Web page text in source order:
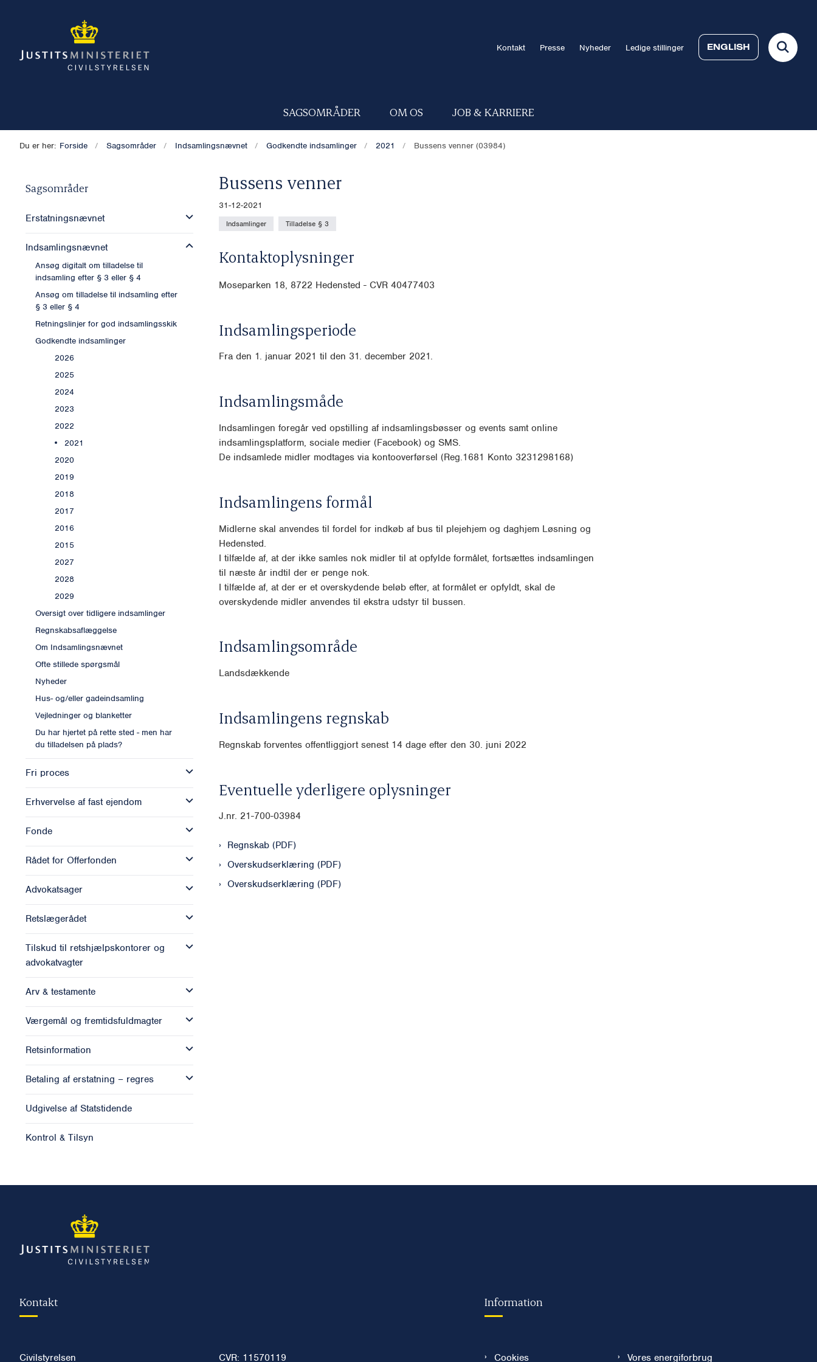
Kontakt Presse Nyheder Ledige stillinger ENGLISH
SAGSOMRÅDER OM OS JOB & KARRIERE
Du er her: Forside Sagsområder Indsamlingsnævnet Godkendte indsamlinger 2021 Bussens venner (03984)
Sagsområder
Erstatningsnævnet
Indsamlingsnævnet
Ansøg digitalt om tilladelse til
indsamling efter § 3 eller § 4
Ansøg om tilladelse til indsamling efter
§ 3 eller § 4
Retningslinjer for god indsamlingsskik
Godkendte indsamlinger
2026
2025
2024
2023
2022
2021
2020
2019
2018
2017
2016
2015
2027
2028
2029
Oversigt over tidligere indsamlinger
Regnskabsaflæggelse
Om Indsamlingsnævnet
Ofte stillede spørgsmål
Nyheder
Hus- og/eller gadeindsamling
Vejledninger og blanketter
Du har hjertet på rette sted - men har
du tilladelsen på plads?
Fri proces
Erhvervelse af fast ejendom
Fonde
Rådet for Offerfonden
Advokatsager
Retslægerådet
Tilskud til retshjælpskontorer og
advokatvagter
Arv & testamente
Værgemål og fremtidsfuldmagter
Retsinformation
Betaling af erstatning – regres
Udgivelse af Statstidende
Kontrol & Tilsyn
Bussens venner
31-12-2021
Indsamlinger Tilladelse § 3
Kontaktoplysninger
Moseparken 18, 8722 Hedensted - CVR 40477403
Indsamlingsperiode
Fra den 1. januar 2021 til den 31. december 2021.
Indsamlingsmåde
Indsamlingen foregår ved opstilling af indsamlingsbøsser og events samt online
indsamlingsplatform, sociale medier (Facebook) og SMS.
De indsamlede midler modtages via kontooverførsel (Reg.1681 Konto 3231298168)
Indsamlingens formål
Midlerne skal anvendes til fordel for indkøb af bus til plejehjem og daghjem Løsning og
Hedensted.
I tilfælde af, at der ikke samles nok midler til at opfylde formålet, fortsættes indsamlingen
til næste år indtil der er penge nok.
I tilfælde af, at der er et overskydende beløb efter, at formålet er opfyldt, skal de
overskydende midler anvendes til ekstra udstyr til bussen.
Indsamlingsområde
Landsdækkende
Indsamlingens regnskab
Regnskab forventes offentliggjort senest 14 dage efter den 30. juni 2022
Eventuelle yderligere oplysninger
J.nr. 21-700-03984
Regnskab (PDF)
Overskudserklæring (PDF)
Overskudserklæring (PDF)
Kontakt
Civilstyrelsen CVR: 11570119
Information
Cookies Vores energiforbrug